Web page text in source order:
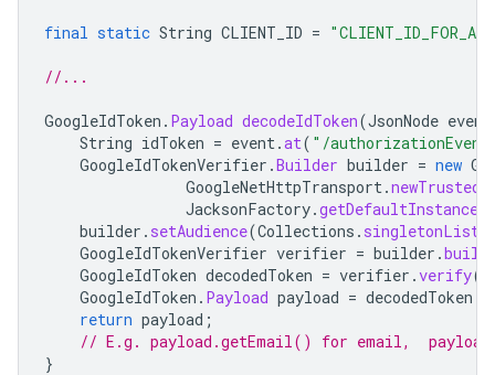
final static String CLIENT_ID =
//...
GoogleIdToken . Payload decodeIdToken(JsonNode event
String idToken = event.at( "/
GoogleIdTokenVerifier .Builder builder = new
GoogleNetHttpTransport.
JacksonFactory.getDefaultInstance
builder . setAudience(Collections . singletonList
GoogleIdTokenVerifier verifier = builder .build
GoogleIdToken decodedToken = verifier .verify(
GoogleIdToken . Payload payload = decodedToken
return payload ;
// E.g. payload.getEmail() for email,
}